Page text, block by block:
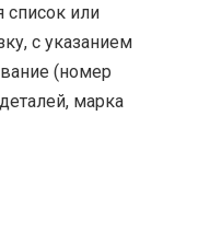
список или
с указанием
(номер
марка